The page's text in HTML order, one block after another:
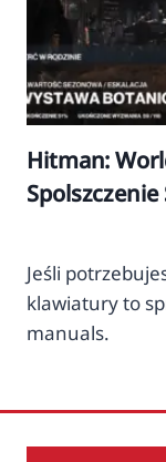
Hitman:
Spolszczenie
Jeśli
klawiatury to
manuals.